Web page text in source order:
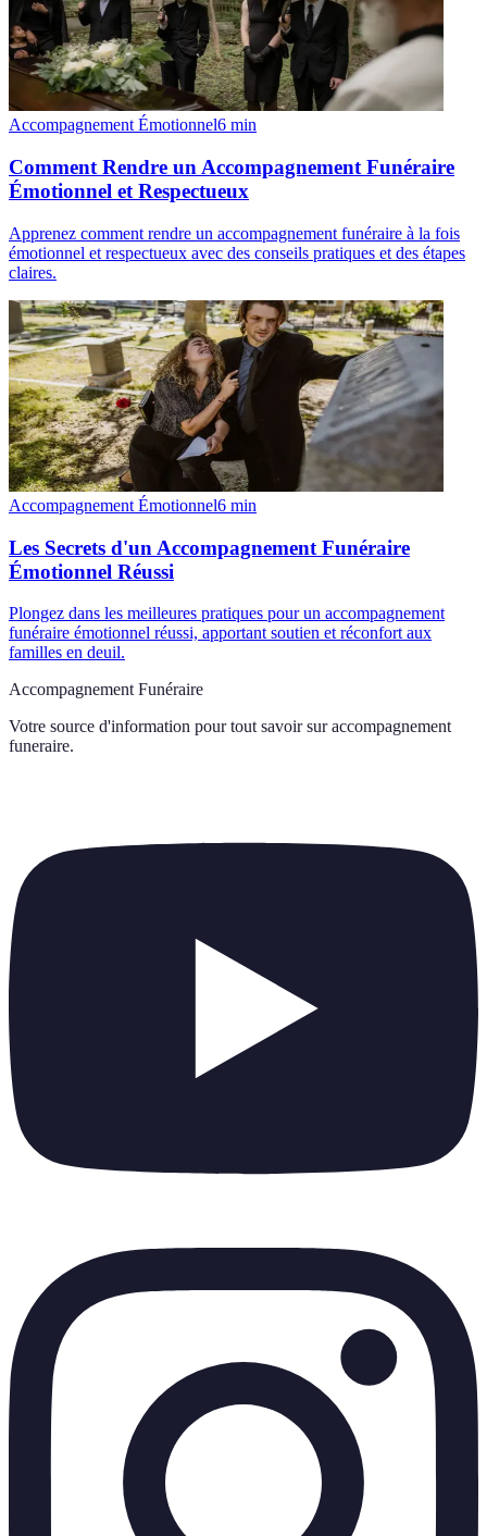
Accompagnement Émotionnel6 min
Comment Rendre un Accompagnement Funéraire
Émotionnel et Respectueux
Apprenez comment rendre un accompagnement funéraire à la fois
émotionnel et respectueux avec des conseils pratiques et des étapes
claires.
Accompagnement Émotionnel6 min
Les Secrets d'un Accompagnement Funéraire
Émotionnel Réussi
Plongez dans les meilleures pratiques pour un accompagnement
funéraire émotionnel réussi, apportant soutien et réconfort aux
familles en deuil.
Accompagnement Funéraire
Votre source d'information pour tout savoir sur accompagnement
funeraire.